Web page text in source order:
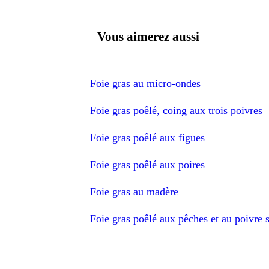
Vous aimerez aussi
Foie gras au micro-ondes
Foie gras poêlé, coing aux trois poivres
Foie gras poêlé aux figues
Foie gras poêlé aux poires
Foie gras au madère
Foie gras poêlé aux pêches et au poivre